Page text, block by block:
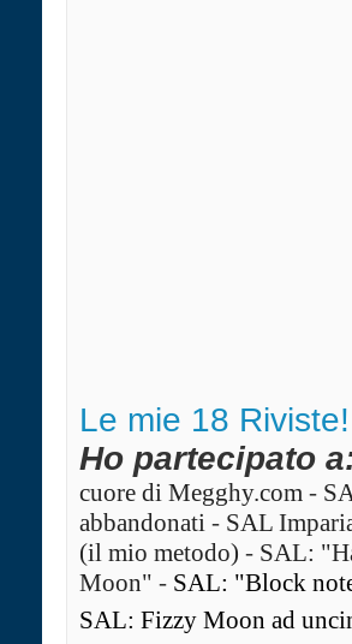
Le mie 18 Riviste!
Ho partecipato
cuore di Megghy.com -
abbandonati - SAL
(il mio metodo) - SAL:
Moon" - SAL: "Block
SAL: Fizzy Moon ad